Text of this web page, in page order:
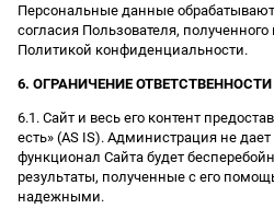
Персональные данные
согласия Пользователя,
Политикой конфиденциальности.
6. ОГРАНИЧЕНИЕ ОТВЕТСТВЕННОСТИ
6.1. Сайт и весь его контент
есть» (AS IS). Администрация не
функционал Сайта будет
результаты, полученные с его
надежными.